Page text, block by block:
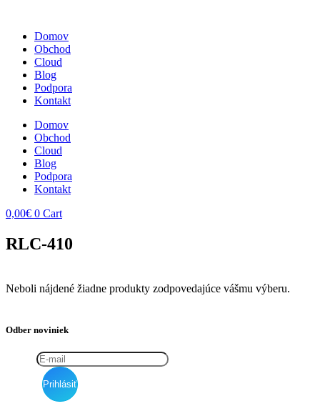
Domov
Obchod
Cloud
Blog
Podpora
Kontakt
Domov
Obchod
Cloud
Blog
Podpora
Kontakt
0,00€ 0 Cart
RLC-410
Neboli nájdené žiadne produkty zodpovedajúce vášmu výberu.
Odber noviniek